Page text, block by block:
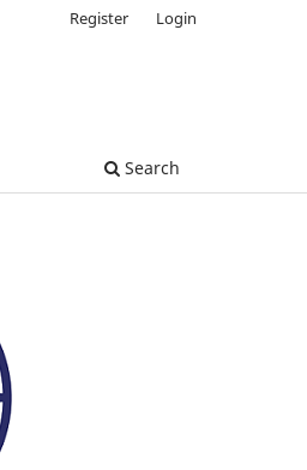
Search
Register Login